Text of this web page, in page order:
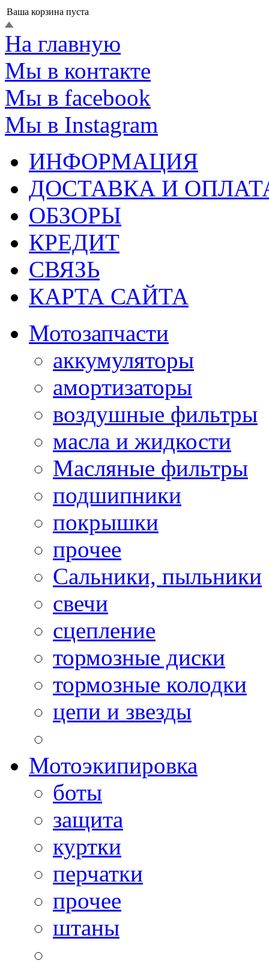
Ваша корзина пуста
На главную
Мы в контакте
Мы в facebook
Мы в Instagram
ИНФОРМАЦИЯ
ДОСТАВКА И
ОБЗОРЫ
КРЕДИТ
СВЯЗЬ
КАРТА САЙТА
Мотозапчасти
аккумуляторы
амортизаторы
воздушные фильтры
масла и жидкости
Масляные фильтры
подшипники
покрышки
прочее
Сальники, пыльники
свечи
сцепление
тормозные диски
тормозные колодки
цепи и звезды
Мотоэкипировка
боты
защита
куртки
перчатки
прочее
штаны